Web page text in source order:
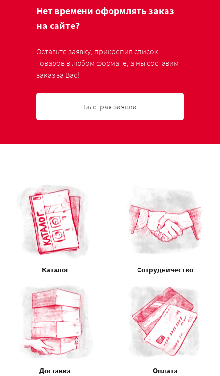
Нет времени оформлять заказ
на сайте?
Оставьте заявку, прикрепив список
товаров в любом формате, а мы составим
заказ за Вас!
Быстрая заявка
Каталог Сотрудничество
Доставка Оплата